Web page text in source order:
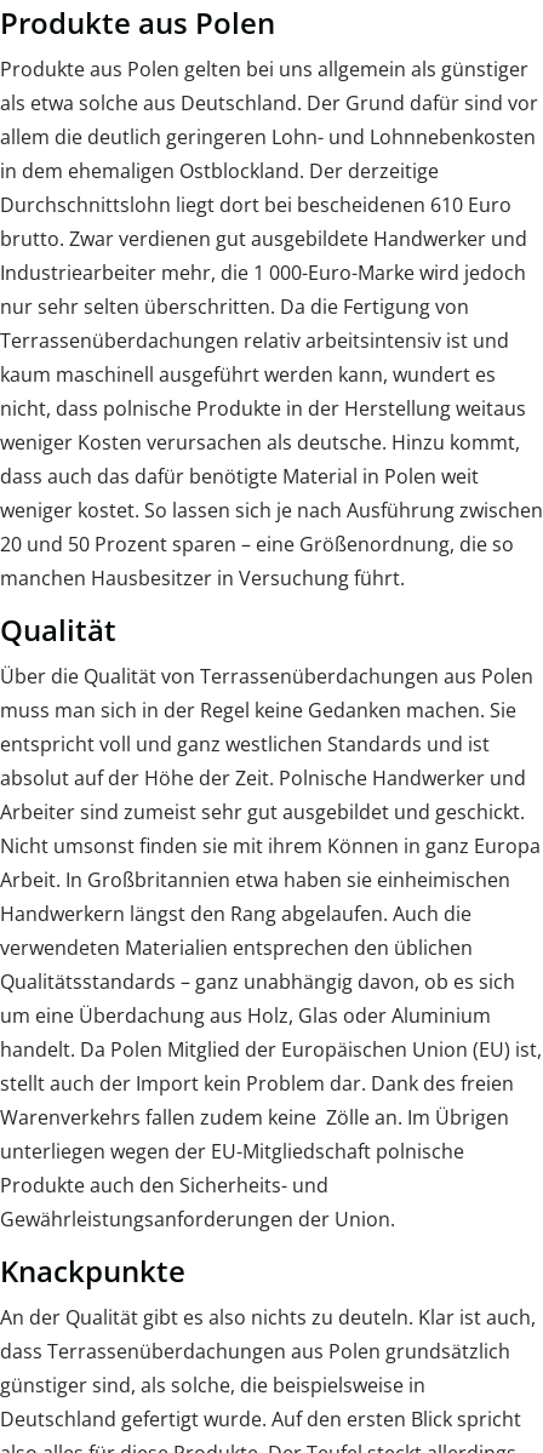
Produkte aus Polen
Produkte aus Polen gelten bei uns allgemein als günstiger
als etwa solche aus Deutschland. Der Grund dafür sind vor
allem die deutlich geringeren Lohn- und Lohnnebenkosten
in dem ehemaligen Ostblockland. Der derzeitige
Durchschnittslohn liegt dort bei bescheidenen 610 Euro
brutto. Zwar verdienen gut ausgebildete Handwerker und
Industriearbeiter mehr, die 1 000-Euro-Marke wird jedoch
nur sehr selten überschritten. Da die Fertigung von
Terrassenüberdachungen relativ arbeitsintensiv ist und
kaum maschinell ausgeführt werden kann, wundert es
nicht, dass polnische Produkte in der Herstellung weitaus
weniger Kosten verursachen als deutsche. Hinzu kommt,
dass auch das dafür benötigte Material in Polen weit
weniger kostet. So lassen sich je nach Ausführung zwischen
20 und 50 Prozent sparen – eine Größenordnung, die so
manchen Hausbesitzer in Versuchung führt.
Qualität
Über die Qualität von Terrassenüberdachungen aus Polen
muss man sich in der Regel keine Gedanken machen. Sie
entspricht voll und ganz westlichen Standards und ist
absolut auf der Höhe der Zeit. Polnische Handwerker und
Arbeiter sind zumeist sehr gut ausgebildet und geschickt.
Nicht umsonst finden sie mit ihrem Können in ganz Europa
Arbeit. In Großbritannien etwa haben sie einheimischen
Handwerkern längst den Rang abgelaufen. Auch die
verwendeten Materialien entsprechen den üblichen
Qualitätsstandards – ganz unabhängig davon, ob es sich
um eine Überdachung aus Holz, Glas oder Aluminium
handelt. Da Polen Mitglied der Europäischen Union (EU) ist,
stellt auch der Import kein Problem dar. Dank des freien
Warenverkehrs fallen zudem keine Zölle an. Im Übrigen
unterliegen wegen der EU-Mitgliedschaft polnische
Produkte auch den Sicherheits- und
Gewährleistungsanforderungen der Union.
Knackpunkte
An der Qualität gibt es also nichts zu deuteln. Klar ist auch,
dass Terrassenüberdachungen aus Polen grundsätzlich
günstiger sind, als solche, die beispielsweise in
Deutschland gefertigt wurde. Auf den ersten Blick spricht